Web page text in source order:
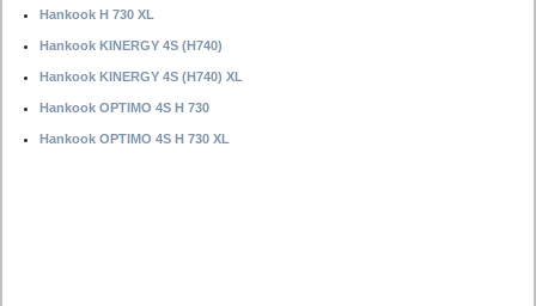
Hankook H 730 XL
Hankook KINERGY 4S (H740)
Hankook KINERGY 4S (H740) XL
Hankook OPTIMO 4S H 730
Hankook OPTIMO 4S H 730 XL